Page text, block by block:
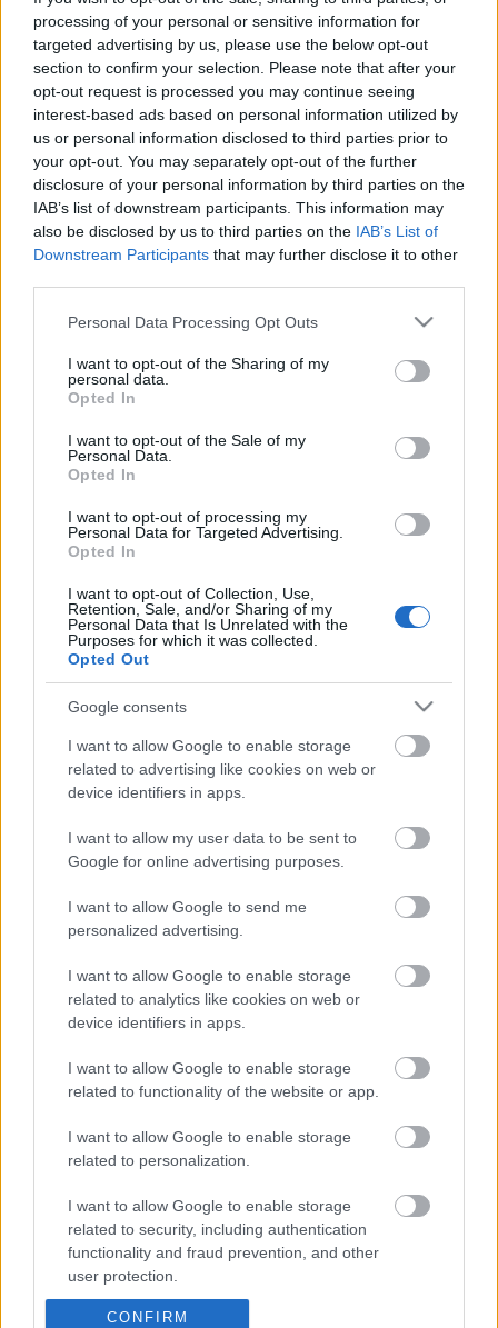
processing of your personal or sensitive information for
targeted advertising by us, please use the below opt-out
section to confirm your selection. Please note that after your
opt-out request is processed you may continue seeing
interest-based ads based on personal information utilized by
us or personal information disclosed to third parties prior to
your opt-out. You may separately opt-out of the further
disclosure of your personal information by third parties on the
IAB’s list of downstream participants. This information may
also be disclosed by us to third parties on the IAB’s List of
Downstream Participants that may further disclose it to other
Please note that this website/app uses one or more Google
not limited to your visit or usage behaviour. You may click to
grant or deny consent to Google and its third-party tags to
use your data for below specified purposes in below Google
consent section.
Personal Data Processing Opt Outs
I want to opt-out of the Sharing of my
personal data.
Opted In
I want to opt-out of the Sale of my
Personal Data.
Opted In
I want to opt-out of processing my
Personal Data for Targeted Advertising.
Opted In
I want to opt-out of Collection, Use,
Retention, Sale, and/or Sharing of my
Personal Data that Is Unrelated with the
Purposes for which it was collected.
Opted Out
Google consents
I want to allow Google to enable storage
related to advertising like cookies on web or
device identifiers in apps.
I want to allow my user data to be sent to
Google for online advertising purposes.
I want to allow Google to send me
personalized advertising.
I want to allow Google to enable storage
related to analytics like cookies on web or
device identifiers in apps.
I want to allow Google to enable storage
related to functionality of the website or app.
I want to allow Google to enable storage
related to personalization.
I want to allow Google to enable storage
related to security, including authentication
functionality and fraud prevention, and other
user protection.
CONFIRM
Relaxációs, meditációs technikák-Angelus Iván
Alexander technika-Kepes Juli
• Táncosoknak (több-kevesebb előképzettséggel
rendelkező amatőr vagy hivatásos táncosok, ...)
Kortárstánc- Dányi Viktória
Jazztánc- Fincza Erika
Kortárstánc technika és tánc- Bakó Tamás
Graham technika- Lőrinc Katalin
Modern rúdgyakorlat- László Mónika
Kortárstánc technika, repertoár - Szabó Csongor
Pótfelvételizőknek
szakközépiskolát és főiskolát működtető alapítvány,
egy igazi "legeslegutolsó csatlakozási lehetőséget"
ad a "későn jövőknek". A jelentkezők a hét végére
tudhatják meg, megkezdhetik-e az iskolát,
maradhatnak-e a Budapest Tánciskola következő
heti zártkörű táborában.
• Esti programok
Batyu és Fecske: Kárpát medencei népek táncai
előadás és táncház.
Táncfilmek vetítése
Fuchs
Kontakt jam- Dobtánc
Kortárstánc előadás , táncolnak:Bakó Tamás
Blaskó Borbála,Dányi Viktória.
Angelus Ivánnal és a közönséggel beszélgetnek arról:
hogyan csinálják.
• Csoportok bemutatói, Záróbuli
A Shaolin falu - korábbi nevén Mexikó - Dobogókő
mellett található egy bükkerdőben. A legközelebbi
Nyári Szabad Tánc Egyetem helyszínén viszont jól
felszerelt táncterem és sátor a szakmai program
lakhatnak. Az étterem kínai és magyar konyhával
működik.
További információ:budapest@tanc.sulinet.hu
forrás: Új Előadóművészeti Alapítvány
Fotó: Kasza Gábor